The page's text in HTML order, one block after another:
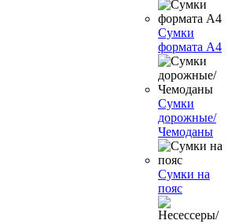
Сумки
формата А4
Сумки
дорожные/
Чемоданы
Сумки на
пояс